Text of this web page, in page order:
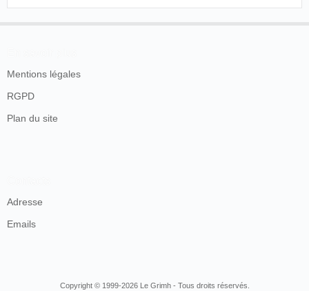
Mentions légales
RGPD
Plan du site
Adresse
Emails
Copyright © 1999-2026 Le Grimh - Tous droits réservés.